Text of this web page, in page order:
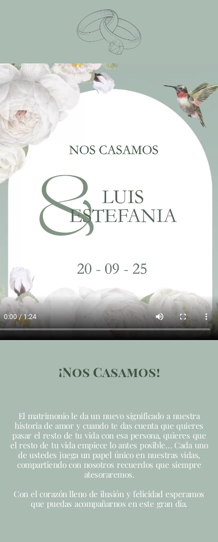
¡Nos Casamos!
El matrimonio le da un nuevo significado a nuestra
historia de amor y cuando te das cuenta que quieres
pasar el resto de tu vida con esa persona, quieres que
el resto de tu vida empiece lo antes posible… Cada uno
de ustedes juega un papel único en nuestras vidas,
compartiendo con nosotros recuerdos que siempre
atesoraremos.
Con el corazón lleno de ilusión y felicidad esperamos
que puedas acompañarnos en este gran día.